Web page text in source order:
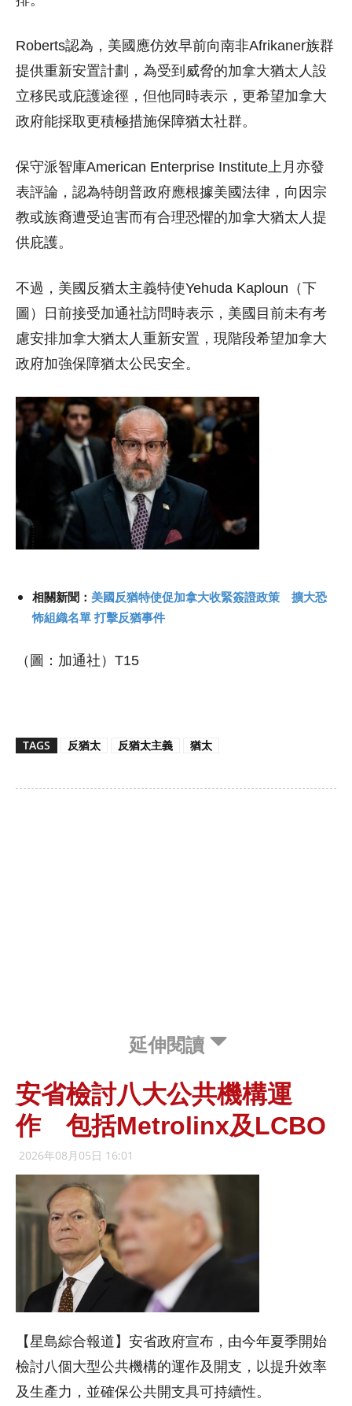
Roberts認為，美國應仿效早前向南非Afrikaner族群
提供重新安置計劃，為受到威脅的加拿大猶太人設
立移民或庇護途徑，但他同時表示，更希望加拿大
政府能採取更積極措施保障猶太社群。
保守派智庫American Enterprise Institute上月亦發
表評論，認為特朗普政府應根據美國法律，向因宗
教或族裔遭受迫害而有合理恐懼的加拿大猶太人提
供庇護。
不過，美國反猶太主義特使Yehuda Kaploun（下
圖）日前接受加通社訪問時表示，美國目前未有考
慮安排加拿大猶太人重新安置，現階段希望加拿大
政府加強保障猶太公民安全。
相關新聞： 美國反猶特使促加拿大收緊簽證政策 擴大恐
怖組織名單 打擊反猶事件
（圖：加通社）T15
TAGS 反猶太 反猶太主義 猶太
延伸閱讀
安省檢討八大公共機構運
作 包括Metrolinx及LCBO
2026年08月05日 16:01
【星島綜合報道】安省政府宣布，由今年夏季開始
檢討八個大型公共機構的運作及開支，以提升效率
及生產力，並確保公共開支具可持續性。